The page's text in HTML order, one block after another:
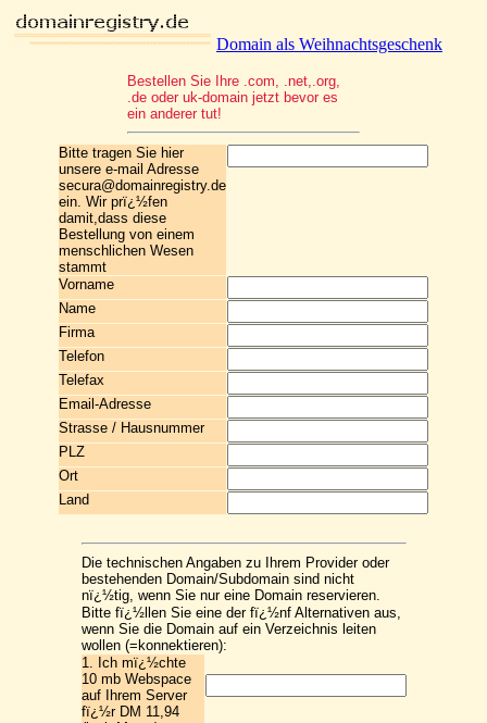
Domain als Weihnachtsgeschenk
Bestellen Sie Ihre .com, .net,.org,
.de oder uk-domain jetzt bevor es
ein anderer tut!
Bitte tragen Sie hier
unsere e-mail Adresse
secura@domainregistry.de
ein. Wir prï¿½fen
damit,dass diese
Bestellung von einem
menschlichen Wesen
stammt
Vorname
Name
Firma
Telefon
Telefax
Email-Adresse
Strasse / Hausnummer
PLZ
Ort
Land
Die technischen Angaben zu Ihrem Provider oder
bestehenden Domain/Subdomain sind nicht
nï¿½tig, wenn Sie nur eine Domain reservieren.
Bitte fï¿½llen Sie eine der fï¿½nf Alternativen aus,
wenn Sie die Domain auf ein Verzeichnis leiten
wollen (=konnektieren):
1. Ich mï¿½chte
10 mb Webspace
auf Ihrem Server
fï¿½r DM 11,94